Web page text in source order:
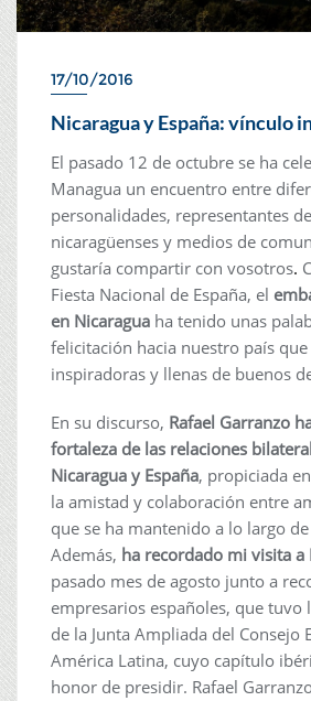
17/10/2016
Nicaragua y España: vínculo
El pasado 12 de octubre se ha
Managua un encuentro entre
personalidades, representantes
nicaragüenses y medios de
gustaría compartir con vosotros.
Fiesta Nacional de España, el
en Nicaragua ha tenido unas
felicitación hacia nuestro país
inspiradoras y llenas de buenos
En su discurso, Rafael Garranzo
fortaleza de las relaciones
Nicaragua y España, propiciada
la amistad y colaboración entre
que se ha mantenido a lo largo
Además, ha recordado mi visita a
pasado mes de agosto junto a
empresarios españoles, que tuvo
de la Junta Ampliada del Consejo
América Latina, cuyo capítulo
honor de presidir. Rafael